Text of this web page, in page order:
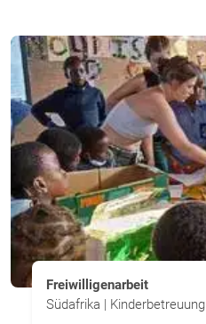
Freiwilligenarbeit
Südafrika | Kinderbetreuung